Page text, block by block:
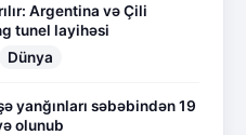
Argentina və Çili
tunel layihəsi
Dünya
yanğınları səbəbindən 19
olunub